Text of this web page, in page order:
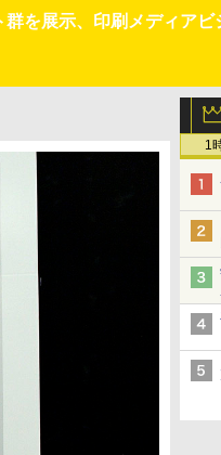
を展示、印刷メディアビ
1